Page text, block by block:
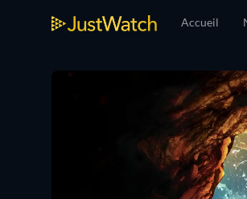
Accueil